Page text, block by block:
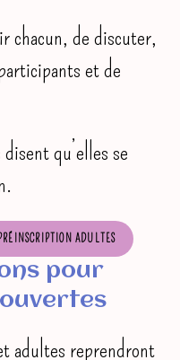
chacun, de discuter,
et de
qu’elles se
ADULTES
pour
adultes reprendront